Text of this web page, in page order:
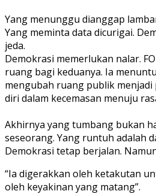
Yang menunggu dianggap
Yang meminta data dicurigai.
jeda.
Demokrasi memerlukan nalar.
ruang bagi keduanya. Ia
mengubah ruang publik
diri dalam kecemasan menuju
Akhirnya yang tumbang bukan
seseorang. Yang runtuh adalah
Demokrasi tetap berjalan.
“Ia digerakkan oleh ketakutan
oleh keyakinan yang matang”.